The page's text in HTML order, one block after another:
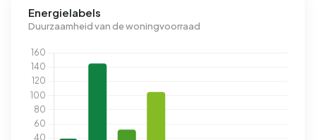
Energielabels
Duurzaamheid van de woningvoorraad